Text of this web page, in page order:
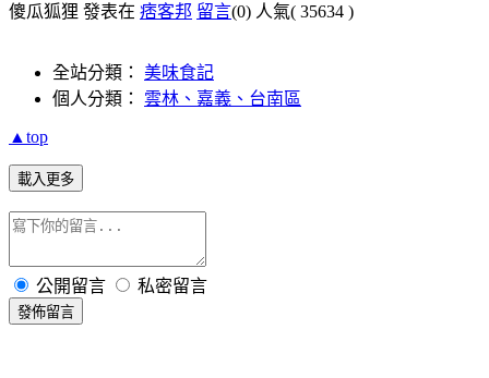
傻瓜狐狸 發表在 痞客邦 留言(0) 人氣( 35634 )
全站分類： 美味食記
個人分類： 雲林、嘉義、台南區
▲top
載入更多
公開留言 私密留言
發佈留言